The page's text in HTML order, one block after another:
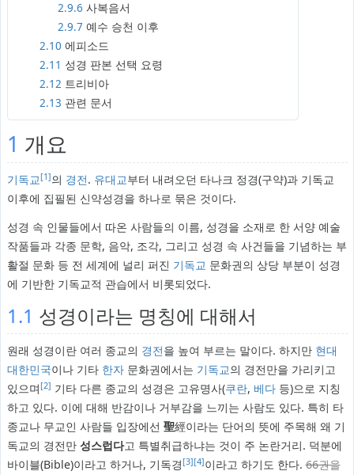
2.9.6 사복음서
2.9.7 예수 승천 이후
2.10 에피소드
2.11 성경 판본 선택 요령
2.12 트리비아
2.13 관련 문서
1 개요
기독교[1]의 경전. 유대교부터 내려오던 타나크 정경(구약)과 기독교
이후에 집필된 신약성경을 하나로 묶은 것이다.
성경 속 인물들에서 따온 사람들의 이름, 성경을 소재로 한 서양 예술
작품들과 각종 문학, 음악, 조각, 그리고 성경 속 사건들을 기념하는 부
활절 문화 등 전 세계에 널리 퍼진 기독교 문화권의 상당 부분이 성경
에 기반한 기독교적 관습에서 비롯되었다.
1.1 성경이라는 명칭에 대해서
원래 성경이란 여러 종교의 경전을 높여 부르는 말이다. 하지만 현대
대한민국이나 기타 한자문화권에서는 기독교의 경전만을 가리키고
있으며[2] 기타 다른 종교의 성경은 고유명사(쿠란, 베다등)으로 지칭
하고 있다. 이에 대해 반감이나 거부감을 느끼는 사람도 있다. 특히 타
종교나 무교인 사람들 입장에선 聖經이라는 단어의 뜻에 주목해 왜 기
독교의 경전만 성스럽다고 특별취급하냐는 것이 주 논란거리. 덕분에
바이블(Bible)이라고 하거나, 기독경[3][4]이라고 하기도 한다.66권을